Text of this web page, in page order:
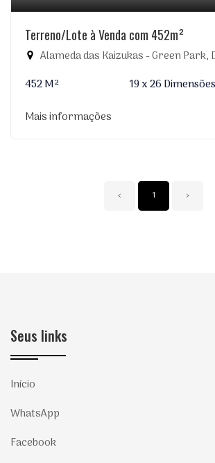
Terreno/Lote à Venda com 452m²
Alameda das Kaizukas - Green Park,
452 M²
19 x 26 Dimensões
Mais informações
‹ 1 ›
Seus links
Início
WhatsApp
Facebook